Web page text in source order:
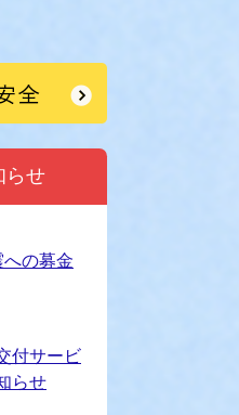
らせ
の募金
付サービ
らせ